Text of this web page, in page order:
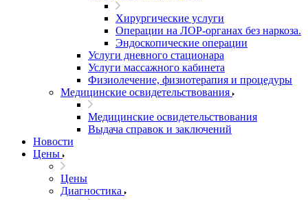
Хирургические услуги
Операции на ЛОР-органах без наркоза.
Эндоскопические операции
Услуги дневного стационара
Услуги массажного кабинета
Физиолечение, физиотерапия и процедуры
Медицинские освидетельствования
Медицинские освидетельствования
Выдача справок и заключений
Новости
Цены
Цены
Диагностика